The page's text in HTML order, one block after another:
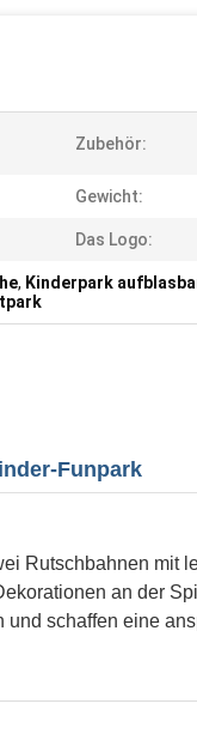
Zubehör:
Gewicht:
Das Logo:
, Kinderpark
Funpark
Rutschbahnen mit
an der
schaffen eine